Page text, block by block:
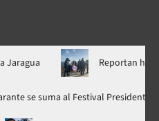
Reportan hallazgo de
Yiyo Sarante se suma al Festival